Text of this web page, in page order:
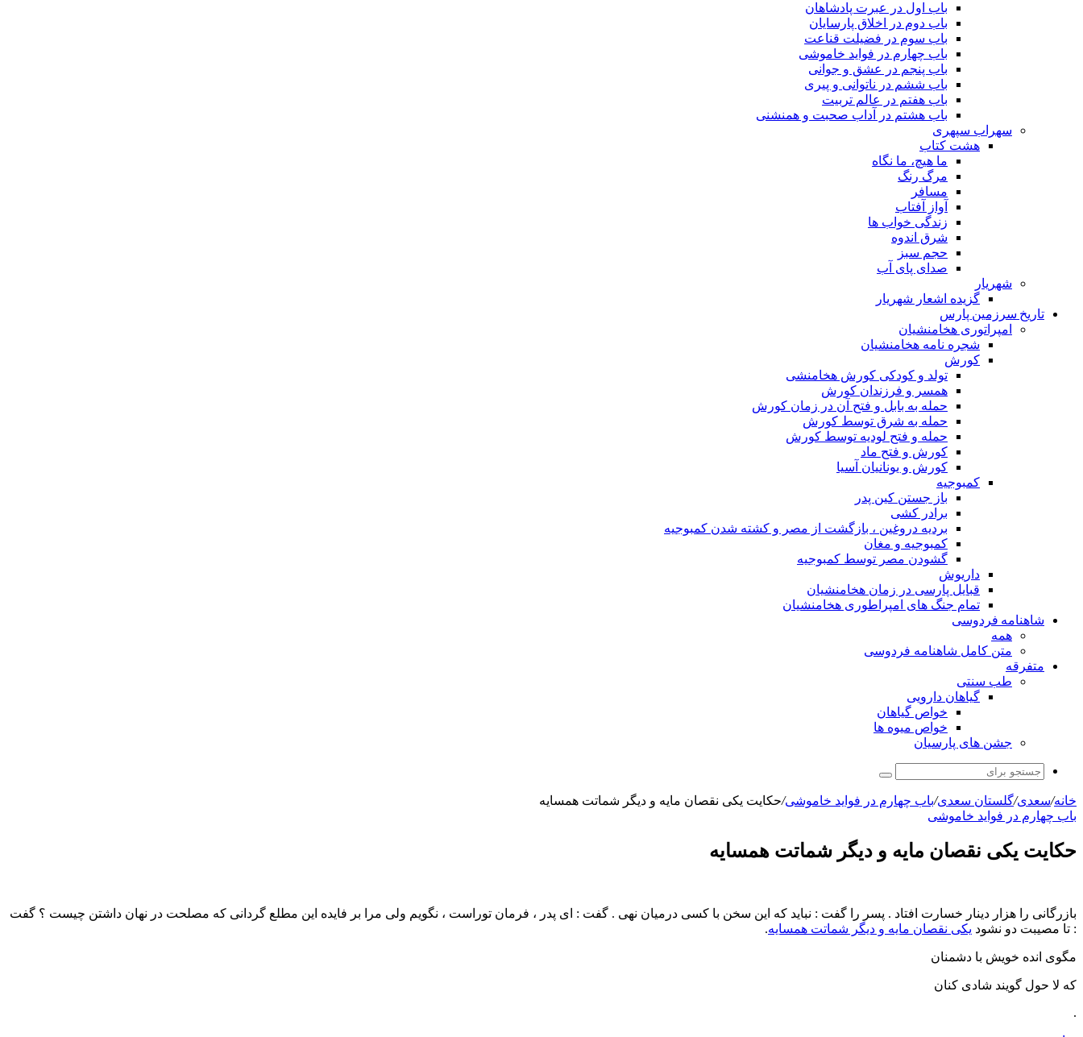
باب اول در عبرت پادشاهان
باب دوم در اخلاق پارسایان
باب سوم در فضیلت قناعت
باب چهارم در فواید خاموشى
باب پنجم در عشق و جوانى
باب ششم در ناتوانى و پیرى
باب هفتم در عالم تربیت
باب هشتم در آداب صحبت و همنشنى
سهراب سپهری
هشت کتاب
ما هیچ، ما نگاه
مرگ رنگ
مسافر
آواز آفتاب
زندگی خواب ها
شرق اندوه
حجم سبز
صدای پای آب
شهریار
گزیده اشعار شهریار
تاریخ سرزمین پارس
امپراتوری هخامنشیان
شجره نامه هخامنشیان
کورش
تولد و کودکی کورش هخامنشی
همسر و فرزندان کورش
حمله به بابل و فتح آن در زمان کورش
حمله به شرق توسط کورش
حمله و فتح لودیه توسط کورش
کورش و فتح ماد
کورش و یونانیان آسیا
کمبوجیه
باز جستن کین پدر
برادر کشی
بردیه دروغین ، بازگشت از مصر و کشته شدن کمبوجیه
کمبوجیه و مغان
گشودن مصر توسط کمبوجیه
داریوش
قبایل پارسی در زمان هخامنشیان
تمام جنگ های امپراطوری هخامنشیان
شاهنامه فردوسی
همه
متن کامل شاهنامه فردوسی
متفرقه
طب سنتی
گیاهان دارویی
خواص گیاهان
خواص میوه ها
جشن های پارسیان
جستجو
خانه/سعدی/گلستان سعدی/باب چهارم در فوايد خاموشى/حکایت یکی نقصان مایه و دیگر شماتت همسایه
باب چهارم در فوايد خاموشى
حکایت یکی نقصان مایه و دیگر شماتت همسایه
بازرگانى را هزار دینار خسارت افتاد . پسر را گفت : نباید که این سخن با کسی درمیان نهی . گفت : ای پدر ، فرمان توراست ، نگویم ولی مرا بر فایده این مطلع گردانی که مصلحت در نهان داشتن چیست ؟ گفت
: تا مصیبت دو نشود یکی نقصان مایه و دیگر شماتت همسایه.
مگوى انده خویش با دشمنان
که لا حول گویند شادى کنان
.